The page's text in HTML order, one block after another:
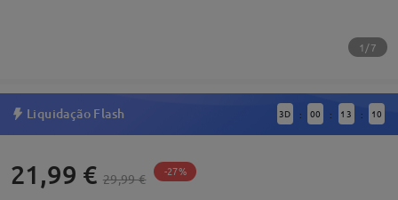
1/7
Liquidação Flash 3D : 00 : 13 : 9
21,99 € 29,99 € -27%